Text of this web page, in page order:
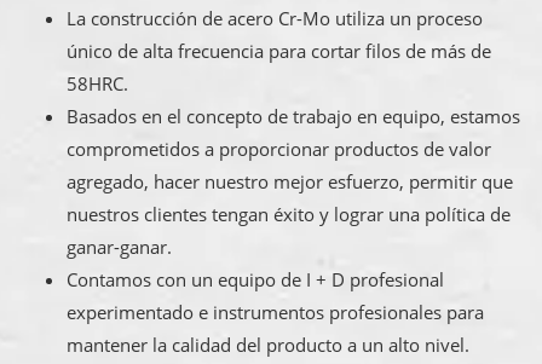
La construcción de acero Cr-Mo utiliza un proceso
único de alta frecuencia para cortar filos de más de
58HRC.
Basados en el concepto de trabajo en equipo, estamos
comprometidos a proporcionar productos de valor
agregado, hacer nuestro mejor esfuerzo, permitir que
nuestros clientes tengan éxito y lograr una política de
ganar-ganar.
Contamos con un equipo de I + D profesional
experimentado e instrumentos profesionales para
mantener la calidad del producto a un alto nivel.